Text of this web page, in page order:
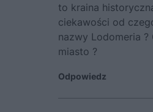
to kraina
ciekawości od
nazwy Lodomeria ?
miasto ?
Odpowiedz